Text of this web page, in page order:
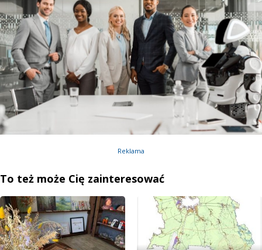
Reklama
To też może Cię zainteresować